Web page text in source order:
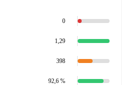
0
1,29
398
92,6 %